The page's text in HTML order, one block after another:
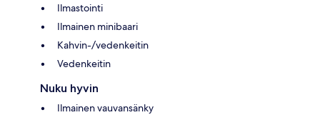
Ilmastointi
Ilmainen minibaari
Kahvin-/vedenkeitin
Vedenkeitin
Nuku hyvin
Ilmainen vauvansänky